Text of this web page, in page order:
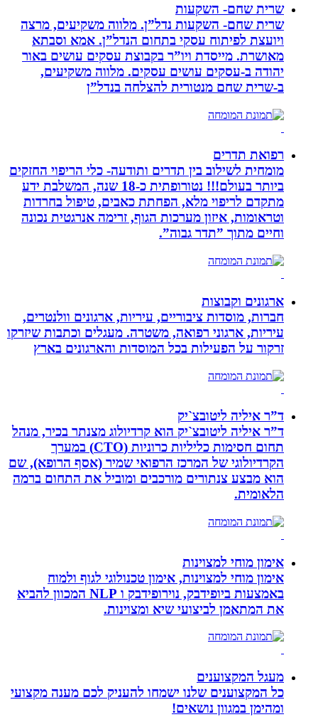
שרית שחם- השקעות
שרית שחם- השקעות נדל”ן. מלווה משקיעים, מרצה
ויועצת לפיתוח עסקי בתחום הנדל”ן. אמא וסבתא
מאושרת. ‏מייסדת ויו”ר בקבוצת עסקים עושים באור
יהודה‏ ב-‏עסקים עושים עסקים‏. ‏מלווה משקיעים,
ב-‏שרית שחם מנטורית להצלחה בנדל”ן‏
רפואת תדרים
מומחית לשילוב בין תדרים ותודעה- כלי הריפוי החזקים
ביותר בעולם!!! נטורופתית כ-18 שנה, המשלבת ידע
מתקדם לריפוי מלא, הפחתת כאבים, טיפול בחרדות
וטראומות, איזון מערכות הגוף, זרימה אנרגטית נכונה
וחיים מתוך ”תדר גבוה”.
ארגונים וקבוצות
חברות, מוסדות ציבוריים, עיריות, ארגונים וולנטרים,
עיריות, ארגוני רפואה, משטרה. מעגלים וכתבות שיזרקו
זרקור על הפעילות בכל המוסדות והארגונים בארץ
ד”ר איליה ליטובצ`יק
ד”ר איליה ליטובצ`יק הוא קרדיולוג מצנתר בכיר, מנהל
תחום חסימות כליליות כרוניות (CTO) במערך
הקרדיולוגי של המרכז הרפואי שמיר (אסף הרופא), שם
הוא מבצע צנתורים מורכבים ומוביל את התחום ברמה
הלאומית.
אימון מוחי למצוינות
אימון מוחי למצוינות, אימון טכנולוגי לגוף ולמוח
באמצעות ביופידבק, נוירופידבק ו NLP המכוון להביא
את המתאמן לביצועי שיא ומצוינות.
מעגל המקצוענים
כל המקצוענים שלנו ישמחו להעניק לכם מענה מקצועי
ומהימן במגוון נושאים!